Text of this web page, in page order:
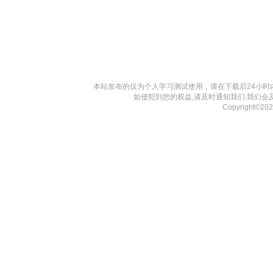
本站发布的仅为个人学习测试使用，请在下载后24小
如侵犯到您的权益,请及时通知我们,我们